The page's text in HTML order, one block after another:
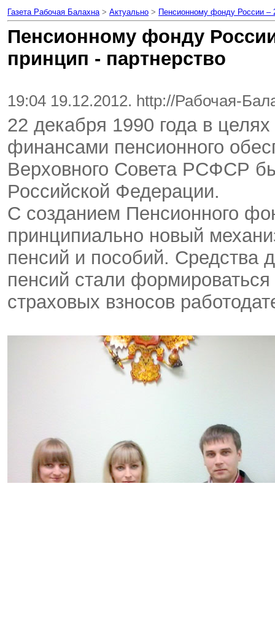
Газета Рабочая Балахна> Актуально > Пенсионному фонду России –
Пенсионному фонду
принцип - партнерство
19:04 19.12.2012. http://Рабочая-
22 декабря 1990 года в
финансами пенсионного
Верховного Совета РСФСР
Российской Федерации.
С созданием Пенсионного
принципиально новый
пенсий и пособий. Средства
пенсий стали
страховых взносов